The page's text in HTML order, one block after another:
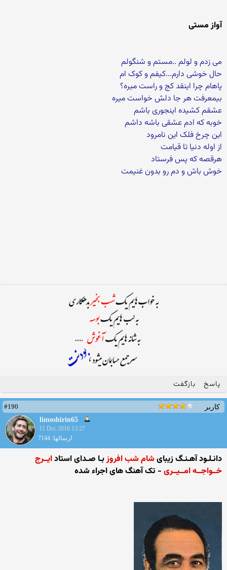
آواز مستی
می زدم و لولم ..مستم و شنگولم
حال خوشی دارم...کیفم و کوک ام
پاهام چرا اینقد کج و راست میره؟
بیمعرفت هر جا دلش خواست میره
عشقم کشیده اینجوری باشم
خوبه که ادم عشقی باشه داشم
این چرخ فلک این نامرود
از اوله دنیا تا قیامت
هرقصه که پس فرستاد
خوش باش و دم رو بدون غنیمت
پاسخ بازگفت
کاربر
#190
limoshirin65
11 Dec 2016 13:27
ارسالها: 7144
دانـلـود آهـنـگ زیبایشام شب افروزبـا صـدای استادایــرج
خــواجــه امــیــری - تک آهنگ های اجراء شده